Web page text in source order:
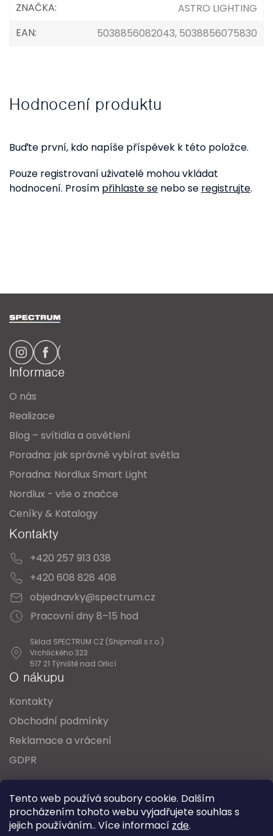
Tento web používá soubory cookie. Dalším
procházením tohoto webu vyjadřujete souhlas s
jejich používáním.. Více informací zde.
ZNAČKA:
ASTRO LIGHTING
EAN: 5038856082043, 5038856075830
Hodnocení produktu
Buďte první, kdo napíše příspěvek k této položce.
Pouze registrovaní uživatelé mohou vkládat
hodnocení. Prosím přihlaste se nebo se registrujte.
Informace
O nás
Realizace
Blog – svítidla a osvětlení
Poradna: jak správně vybírat světla
Poradna: Nordlux Smart Light
Nordlux - vše o značce
Ceníky & Katalogy
Kontakty
+420 257 913 038
+420 608 828 408
objednavky@spectrum.cz
Pracovní dny 8–15 hod
Sklad SPECTRUM CZ (Shipmall s.r.o.)
Vrchlického 323
517 21 Týniště nad Orlicí
O nákupu
Kontakty
Obchodní podmínky
Reklamace a vrácení
GDPR
Oblíbené série svítidel: Nordlux Alton
Nordlux Milford Nordlux Oja Nordlux Ellen
Nordlux Explore Nordlux Landon